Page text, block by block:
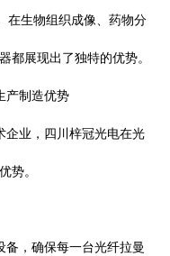
在生物组织成像、药物分
都展现出了独特的优势。
产制造优势
企业，四川梓冠光电在光
势。
，确保每一台光纤拉曼